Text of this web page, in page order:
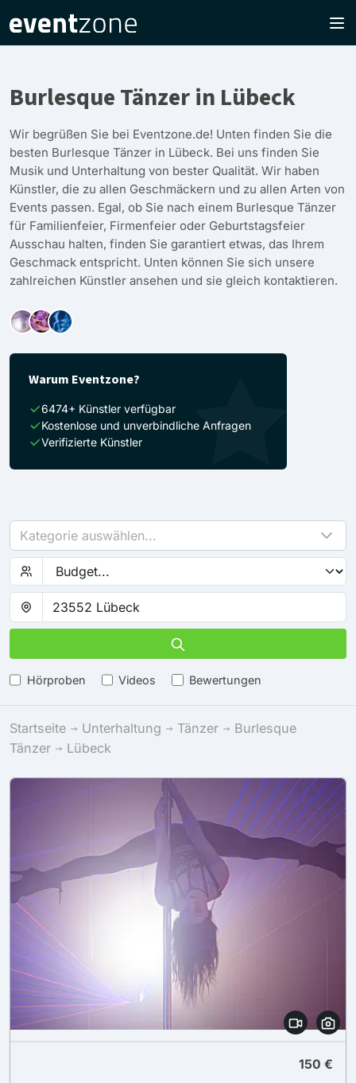
Burlesque Tänzer in Lübeck
Wir begrüßen Sie bei Eventzone.de! Unten finden Sie die
besten Burlesque Tänzer in Lübeck. Bei uns finden Sie
Musik und Unterhaltung von bester Qualität. Wir haben
Künstler, die zu allen Geschmäckern und zu allen Arten von
Events passen. Egal, ob Sie nach einem Burlesque Tänzer
für Familienfeier, Firmenfeier oder Geburtstagsfeier
Ausschau halten, finden Sie garantiert etwas, das Ihrem
Geschmack entspricht. Unten können Sie sich unsere
zahlreichen Künstler ansehen und sie gleich kontaktieren.
Warum Eventzone?
6474+ Künstler verfügbar
Kostenlose und unverbindliche Anfragen
Verifizierte Künstler
Kategorie auswählen...
Hörproben Videos Bewertungen
Startseite Unterhaltung Tänzer
Burlesque
Tänzer
Lübeck
150 €